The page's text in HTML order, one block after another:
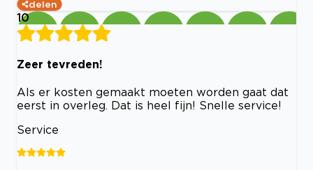
delen
10
Zeer tevreden!
Als er kosten gemaakt moeten worden gaat dat
eerst in overleg. Dat is heel fijn! Snelle service!
Service